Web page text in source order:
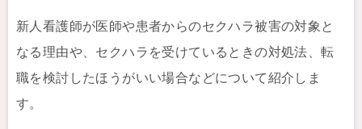
新人看護師が医師や患者からのセクハラ被害の対象と
なる理由や、セクハラを受けているときの対処法、転
職を検討したほうがいい場合などについて紹介しま
す。